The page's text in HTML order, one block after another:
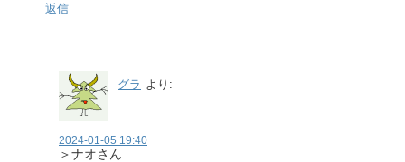
返信
グラ より:
2024-01-05 19:40
＞ナオさん